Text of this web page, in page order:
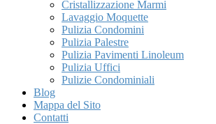
Cristallizzazione Marmi
Lavaggio Moquette
Pulizia Condomini
Pulizia Palestre
Pulizia Pavimenti Linoleum
Pulizia Uffici
Pulizie Condominiali
Blog
Mappa del Sito
Contatti